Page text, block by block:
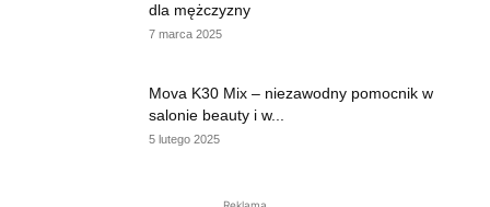
dla mężczyzny
7 marca 2025
Mova K30 Mix – niezawodny pomocnik w
salonie beauty i w...
5 lutego 2025